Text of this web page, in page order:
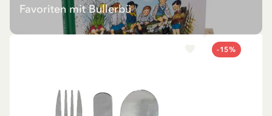
Favoriten mit Bullerbü
-15%